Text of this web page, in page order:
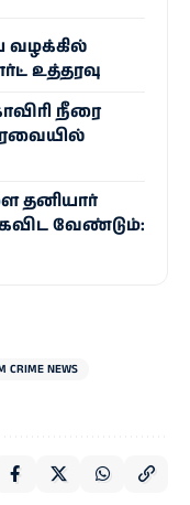
உத்தரவு
நீரை
தனியார்
வேண்டும்:
CRIME NEWS